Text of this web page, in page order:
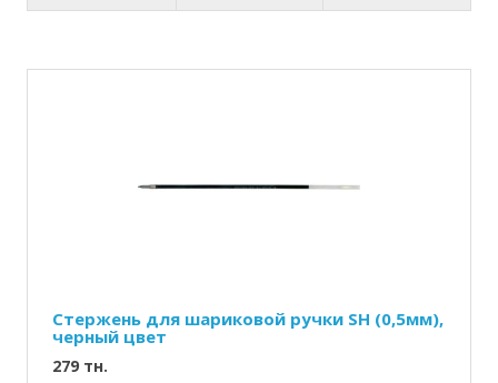
Стержень для шариковой ручки SН (0,5мм),
черный цвет
279 тн.